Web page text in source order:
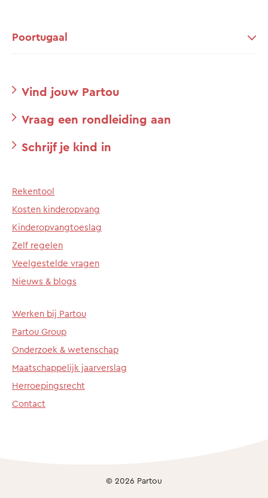
Poortugaal
Vind jouw Partou
Vraag een rondleiding aan
Schrijf je kind in
Rekentool
Kosten kinderopvang
Kinderopvangtoeslag
Zelf regelen
Veelgestelde vragen
Nieuws & blogs
Werken bij Partou
Partou Group
Onderzoek & wetenschap
Maatschappelijk jaarverslag
Herroepingsrecht
Contact
© 2026 Partou